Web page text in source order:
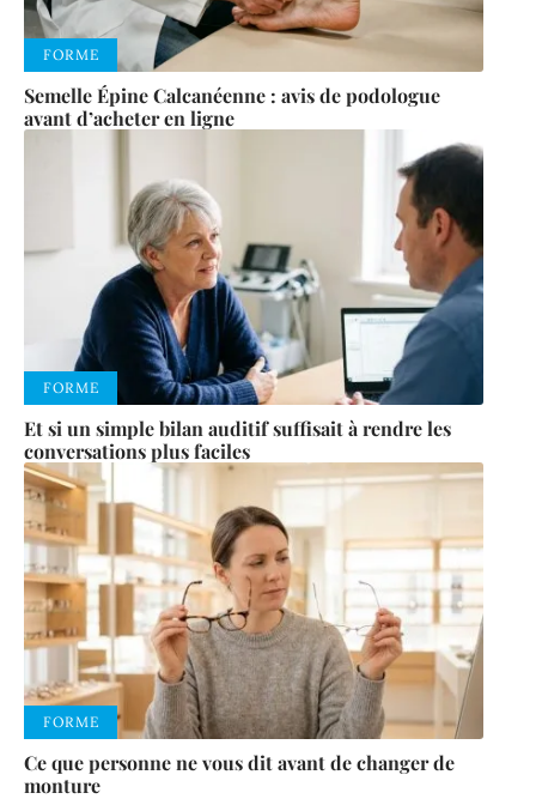
FORME
Semelle Épine Calcanéenne : avis de podologue
avant d’acheter en ligne
FORME
Et si un simple bilan auditif suffisait à rendre les
conversations plus faciles
FORME
Ce que personne ne vous dit avant de changer de
monture